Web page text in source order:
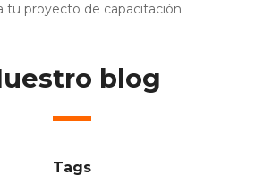
tu proyecto de capacitación.
blog
Tags